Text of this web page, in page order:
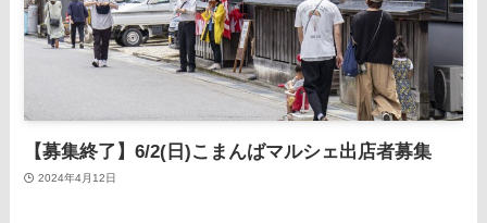
【募集終了】6/2(日)こまんばマルシェ出店者募集
2024年4月12日